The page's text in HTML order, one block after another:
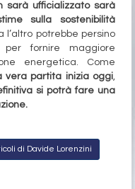
sarà ufficializzato sarà
sulla sostenibilità
l’altro potrebbe persino
fornire maggiore
energetica. Come
vera partita inizia oggi,
si potrà fare una
di Davide Lorenzini